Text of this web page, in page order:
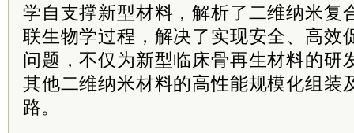
学自支撑新型材料，解析了二维纳米复
联生物学过程，解决了实现安全、高效
问题，不仅为新型临床骨再生材料的研
其他二维纳米材料的高性能规模化组装
路。